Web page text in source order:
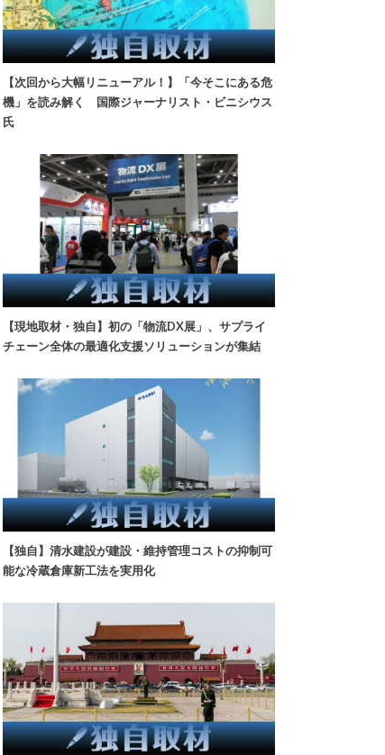
【次回から大幅リニューアル！】「今そこにある危
機」を読み解く 国際ジャーナリスト・ビニシウス
氏
【現地取材・独自】初の「物流DX展」、サプライ
チェーン全体の最適化支援ソリューションが集結
【独自】清水建設が建設・維持管理コストの抑制可
能な冷蔵倉庫新工法を実用化